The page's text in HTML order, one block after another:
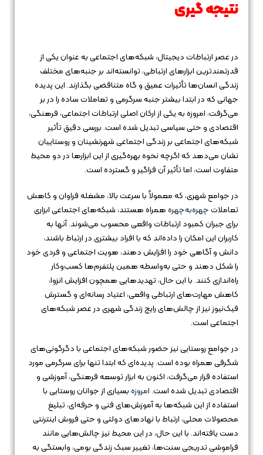
نتیجه‌ گیری
در عصر ارتباطات دیجیتال، شبکه‌های اجتماعی به عنوان یکی از
قدرتمندترین ابزارهای ارتباطی، توانسته‌اند بر جنبه‌های مختلف
زندگی انسان‌ها تأثیرات عمیق و گاه متناقضی بگذارند. این پدیده
جهانی که در ابتدا بیشتر جنبه سرگرمی و تعاملات ساده را در بر
می‌گرفت، امروزه به یکی از ارکان اصلی ارتباطات اجتماعی، فرهنگی،
اقتصادی و حتی سیاسی تبدیل شده است. بررسی دقیق تأثیر
شبکه‌های اجتماعی بر زندگی اجتماعی شهرنشینان و روستاییان
نشان می‌دهد که اگرچه نحوه بهره‌گیری از این ابزارها در دو محیط
متفاوت است، اما تأثیر آن فراگیر و گسترده است.
در جوامع شهری، که معمولاً با سرعت بالا، مشغله فراوان و کاهش
تعاملاتچهره‌به‌چهرههمراه هستند، شبکه‌های اجتماعی ابزاری
برای جبران کمبود ارتباطات واقعی محسوب می‌شوند. آنها به
کاربران این امکان را داده‌اند که با افراد بیشتری در ارتباط باشند،
دانش و آگاهی خود را افزایش دهند، هویت اجتماعی و فردی خود
را شکل دهند و حتی به‌واسطه همین پلتفرم‌ها کسب‌وکار
راه‌اندازی کنند. با این حال، تهدیدهایی همچون افزایش انزوا،
کاهش مهارت‌های ارتباطی واقعی، اعتیاد رسانه‌ای و گسترش
فیک‌نیوز نیز از چالش‌های رایج زندگی شهری در عصر شبکه‌های
اجتماعی است.
در جوامع روستایی نیز حضور شبکه‌های اجتماعی با دگرگونی‌های
شگرفی همراه بوده است. پدیده‌ای که ابتدا تنها برای سرگرمی مورد
استفاده قرار می‌گرفت، اکنون به ابزار توسعه فرهنگی، آموزشی و
اقتصادی تبدیل شده است.امروزهبسیاری از جوانان روستایی با
استفاده از این شبکه‌ها به آموزش‌های فنی و حرفه‌ای، تبلیغ
محصولات محلی، ارتباط با نهادهای دولتی و حتی فروش اینترنتی
دست یافته‌اند. با این حال، در این محیط نیز چالش‌هایی مانند
فراموشی تدریجی سنت‌ها، تغییر سبک زندگی بومی، وابستگی به